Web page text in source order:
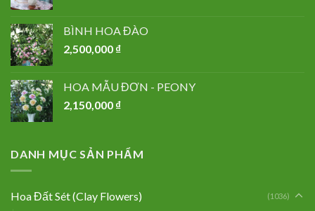
BÌNH HOA ĐÀO
2,500,000 ₫
HOA MẪU ĐƠN - PEONY
2,150,000 ₫
DANH MỤC SẢN PHẨM
Hoa Đất Sét (Clay Flowers) (1036)